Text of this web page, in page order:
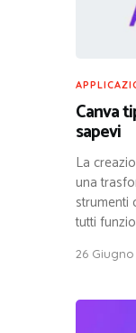
Canva
sapevi
La
una
strumenti
tutti
26 Giugno